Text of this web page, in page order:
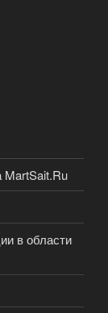
MartSait.Ru
в области